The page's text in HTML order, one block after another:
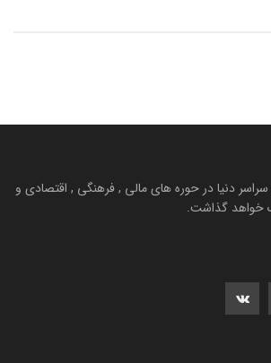
سراسر دنیا در حوره های مالی , فرهنگی , اقتصادی و
خواهد گذاشت.